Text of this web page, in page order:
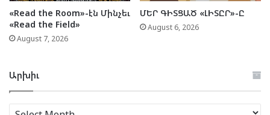
«Read the Room»-էն Մինչեւ
«Read the Field»
August 7, 2026
ՄԵՐ ԳԻՏՑԱԾ «ԼԻՏԸՐ»-Ը
August 6, 2026
Արխիւ
Արխիւ